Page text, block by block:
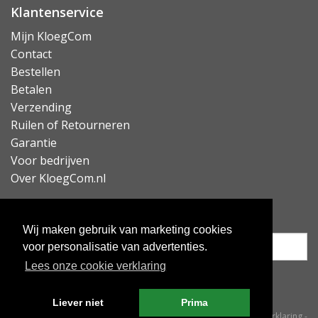
Wij maken gebruik van marketing cookies
voor personalisatie van advertenties.
Lees onze cookie verklaring
Liever niet Prima
Klantenservice
Mijn KloegCom
Contact
Bestellen
Betalen
Verzending
Ruilen of Retourneren
Garantie
Voor bedrijven
Over KloegCom.nl